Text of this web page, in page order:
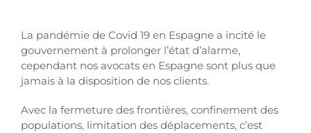
La pandémie de Covid 19 en Espagne a incité le
gouvernement à prolonger l’état d’alarme,
cependant nos avocats en Espagne sont plus que
jamais à la disposition de nos clients.
Avec la fermeture des frontières, confinement des
populations, limitation des déplacements, c’est